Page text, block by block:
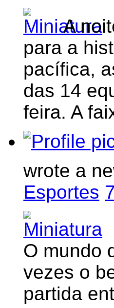
A
para a
pacífica,
das 14
feira. A
wrote a
Esportes
O mundo
vezes o
partida